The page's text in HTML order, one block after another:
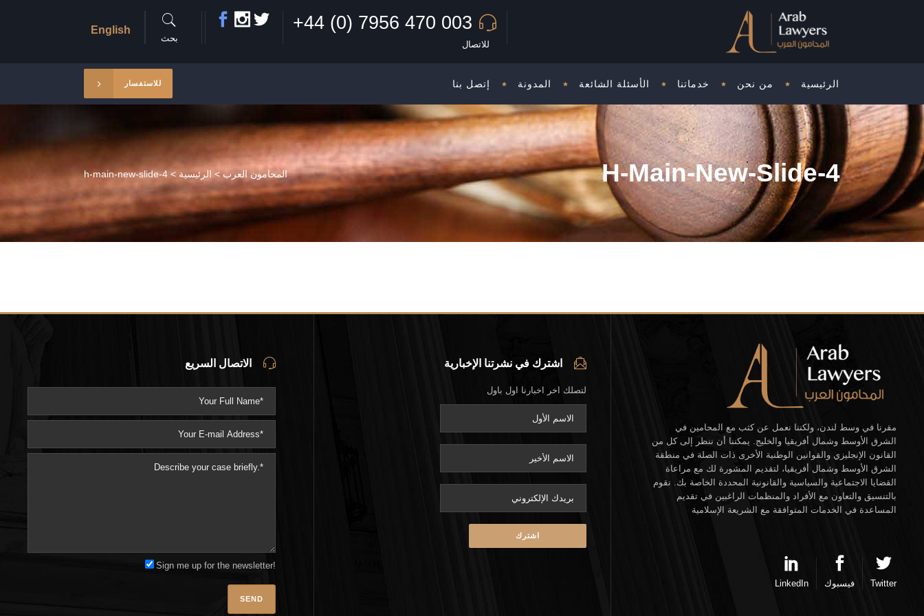
+44 (0) 7956 470 003
للاتصال
بحث
English
الرئيسية من نحن خدماتنا الأسئلة الشائعة المدونة إتصل بنا للاستفسار
H-Main-New-Slide-4 المحامون العرب> الرئيسية >
h-main-new-slide-4
مقرنا في وسط لندن، ولكننا نعمل عن كثب مع المحامين في
الشرق الأوسط وشمال أفريقيا والخليج. يمكننا أن ننظر إلى كل من
القانون الإنجليزي والقوانين الوطنية الأخرى ذات الصلة في منطقة
الشرق الأوسط وشمال أفريقيا، لتقديم المشورة لك مع مراعاة
القضايا الاجتماعية والسياسية والقانونية المحددة الخاصة بك. نقوم
بالتنسيق والتعاون مع الأفراد والمنظمات الراغبين في تقديم
المساعدة في الخدمات المتوافقة مع الشريعة الإسلامية
Twitter فيسبوك LinkedIn
اشترك في نشرتنا الإخبارية
لتصلك اخر اخبارنا اول باول
الاتصال السريع
Sign me up for the newsletter!
Please leave this field empty.